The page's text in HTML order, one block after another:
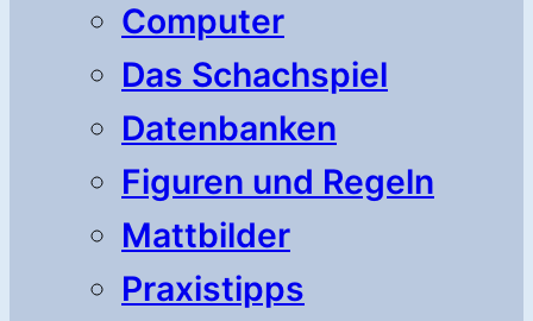
Computer
Das Schachspiel
Datenbanken
Figuren und Regeln
Mattbilder
Praxistipps